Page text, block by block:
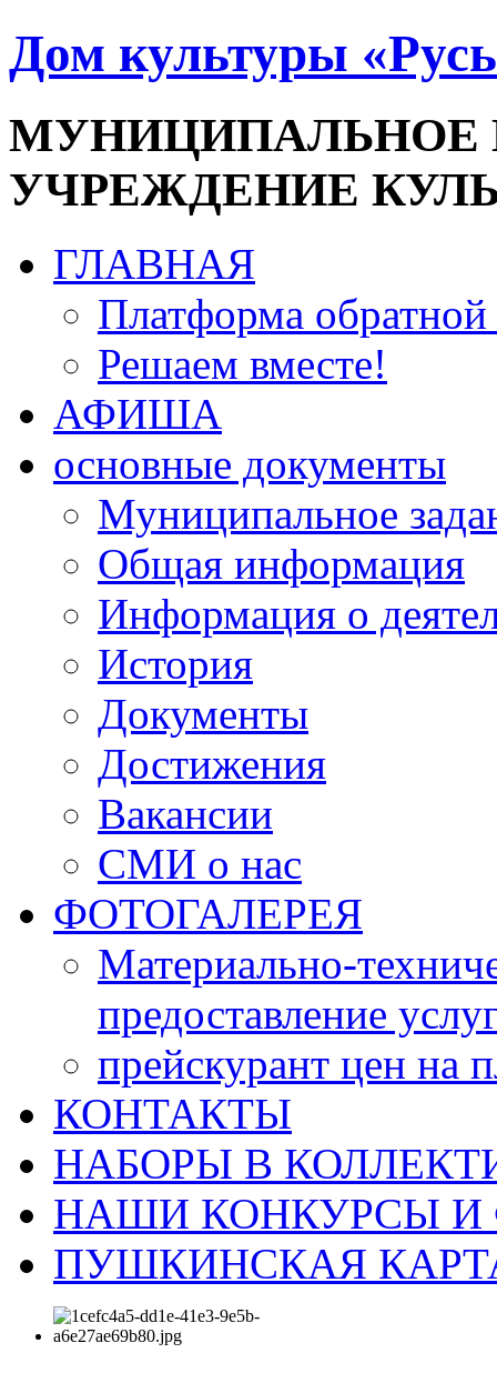
Дом культуры
УЧРЕЖДЕНИЕ
ГЛАВНАЯ
Платформа обратной
Решаем вместе!
АФИША
основные документы
Муниципальное
Общая информация
Информация о
История
Документы
Достижения
Вакансии
СМИ о нас
ФОТОГАЛЕРЕЯ
Материально-
предоставление
прейскурант цен на
КОНТАКТЫ
НАБОРЫ В
НАШИ КОНКУРСЫ И
ПУШКИНСКАЯ